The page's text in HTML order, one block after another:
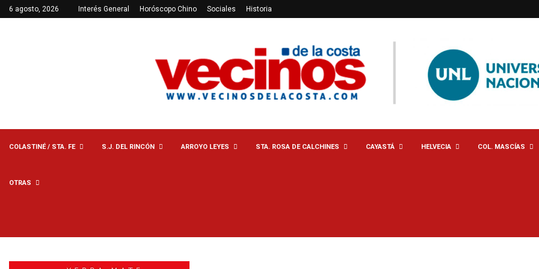
6 agosto, 2026 Interés General Horóscopo Chino Sociales Historia
COLASTINÉ / STA. FE S.J. DEL RINCÓN ARROYO LEYES STA. ROSA DE CALCHINES CAYASTÁ HELVECIA COL. MASCÍAS
OTRAS